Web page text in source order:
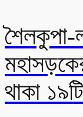
শৈলকুপা-
থাকা